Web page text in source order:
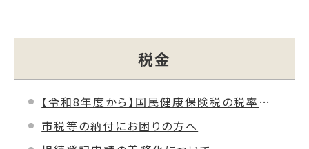
税金
【令和8年度から】国民健康保険税の税率などが変わります
市税等の納付にお困りの方へ